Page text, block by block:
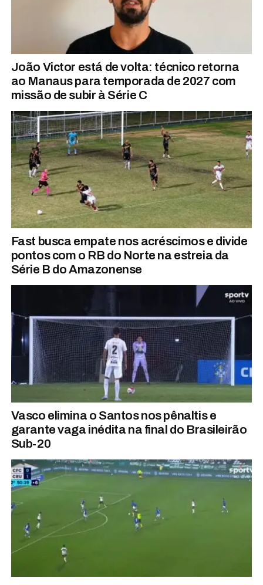
João Victor está de volta: técnico retorna
ao Manaus para temporada de 2027 com
missão de subir à Série C
Fast busca empate nos acréscimos e divide
pontos com o RB do Norte na estreia da
Série B do Amazonense
Vasco elimina o Santos nos pênaltis e
garante vaga inédita na final do Brasileirão
Sub-20